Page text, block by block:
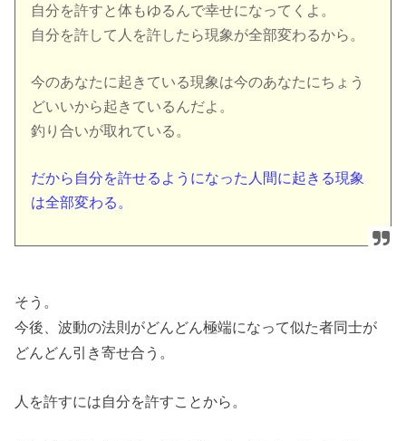
自分を許すと体もゆるんで幸せになってくよ。
自分を許して人を許したら現象が全部変わるから。
今のあなたに起きている現象は今のあなたにちょう
どいいから起きているんだよ。
釣り合いが取れている。
だから自分を許せるようになった人間に起きる現象
は全部変わる。
そう。
今後、波動の法則がどんどん極端になって似た者同士が
どんどん引き寄せ合う。
人を許すには自分を許すことから。